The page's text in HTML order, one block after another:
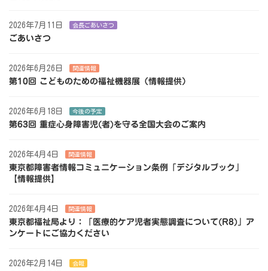
2026年7月11日 会長ごあいさつ
ごあいさつ
2026年6月26日 関連情報
第10回 こどものための福祉機器展（情報提供）
2026年6月18日 今後の予定
第63回 重症心身障害児(者)を守る全国大会のご案内
2026年4月4日 関連情報
東京都障害者情報コミュニケーション条例「デジタルブック」
【情報提供】
2026年4月4日 関連情報
東京都福祉局より：「医療的ケア児者実態調査について(R8)」ア
ンケートにご協力ください
2026年2月14日 会報